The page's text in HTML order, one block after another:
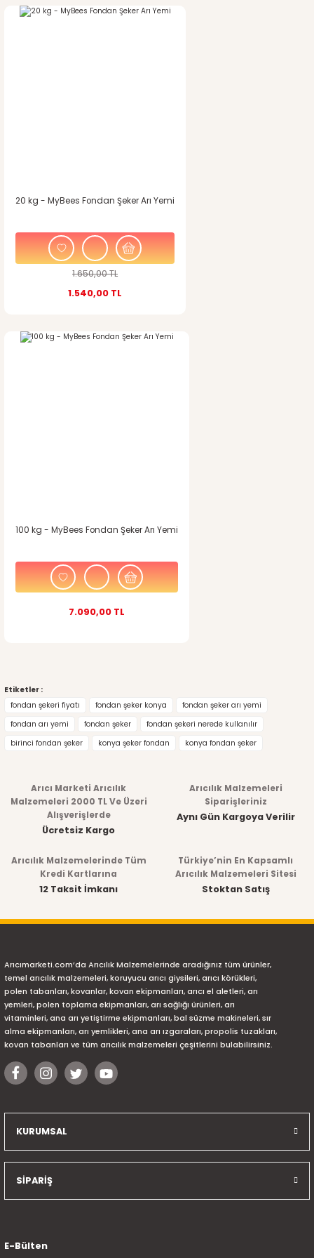
20 kg - MyBees Fondan Şeker Arı Yemi
1.650,00 TL
1.540,00 TL
100 kg - MyBees Fondan Şeker Arı Yemi
7.090,00 TL
Etiketler :
fondan şekeri fiyatı
fondan şeker konya
fondan şeker arı yemi
fondan arı yemi
fondan şeker
fondan şekeri nerede kullanılır
birinci fondan şeker
konya şeker fondan konya fondan şeker
Arıcı Marketi Arıcılık
Malzemeleri 2000 TL Ve Üzeri
Alışverişlerde
Ücretsiz Kargo
Arıcılık Malzemeleri
Siparişleriniz
Aynı Gün Kargoya Verilir
Arıcılık Malzemelerinde Tüm
Kredi Kartlarına
12 Taksit İmkanı
Türkiye’nin En Kapsamlı
Arıcılık Malzemeleri Sitesi
Stoktan Satış
Arıcımarketi.com’da Arıcılık Malzemelerinde aradığınız tüm ürünler,
temel arıcılık malzemeleri, koruyucu arıcı giysileri, arıcı körükleri,
polen tabanları, kovanlar, kovan ekipmanları, arıcı el aletleri, arı
yemleri, polen toplama ekipmanları, arı sağlığı ürünleri, arı
vitaminleri, ana arı yetiştirme ekipmanları, bal süzme makineleri, sır
alma ekipmanları, arı yemlikleri, ana arı ızgaraları, propolis tuzakları,
kovan tabanları ve tüm arıcılık malzemeleri çeşitlerini bulabilirsiniz.
KURUMSAL
SİPARİŞ
E-Bülten